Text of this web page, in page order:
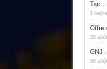
Tac
1
Offre
30
GNJ
30